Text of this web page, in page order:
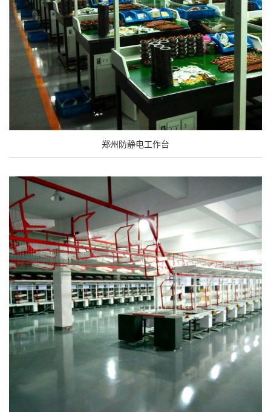
郑州防静电工作台